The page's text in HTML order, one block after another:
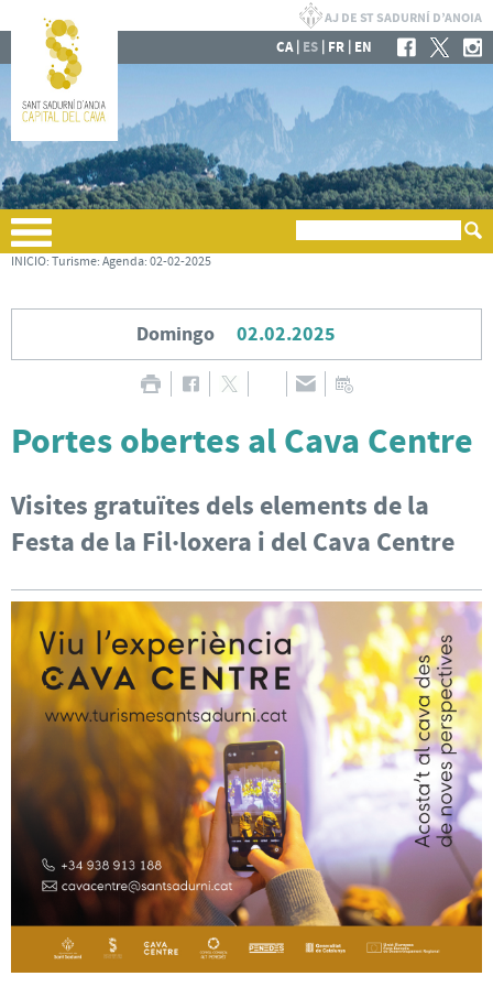
CA| ES | FR | EN
INICIO: Turisme: Agenda: 02-02-2025
Domingo 02.02.2025
Portes obertes al Cava Centre
Visites gratuïtes dels elements de la
Festa de la Fil·loxera i del Cava Centre